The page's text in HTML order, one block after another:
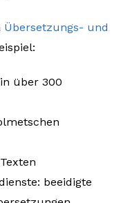
Übersetzungs- und
in über 300
beeidigte